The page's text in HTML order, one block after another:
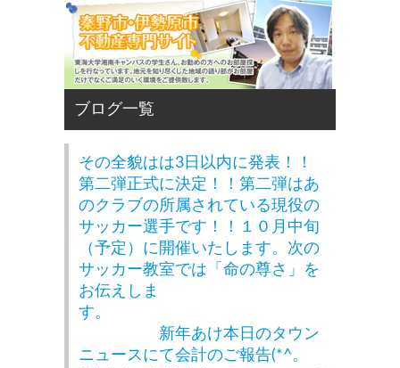
その全貌はは3日以内に発表！！
第二弾正式に決定！！第二弾はあ
のクラブの所属されている現役の
サッカー選手です！！１０月中旬
（予定）に開催いたします。次の
サッカー教室では「命の尊さ」を
お伝えしま
す。
新年あけ本日のタウン
ニュースにて会計のご報告(*^。